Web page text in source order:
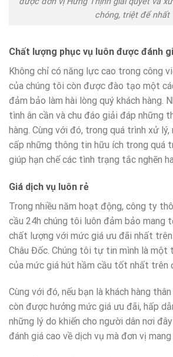
chóng, triệt để nhất
Chất lượng phục vụ luôn được đánh
Không chỉ có năng lực cao trong công
của chúng tôi còn được đào tạo một
đảm bảo làm hài lòng quý khách hàng.
tình ân cần và chu đáo giải đáp những
hàng. Cùng với đó, trong quá trình xử lý,
cấp những thông tin hữu ích trong quá
giúp hạn chế các tình trạng tắc nghẽn
Giá dịch vụ luôn rẻ
Trong nhiều năm hoạt động, công ty
cầu 24h chúng tôi luôn đảm bảo mang
chất lượng với mức giá ưu đãi nhất
Châu Đốc. Chúng tôi tự tin mình là một
của mức giá hút hầm cầu tốt nhất trên
Cùng với đó, nếu bạn là khách hàng
còn được hưởng mức giá ưu đãi, hấp
những lý do khiến cho người dân nơi
đánh giá cao về dịch vụ mà đơn vị